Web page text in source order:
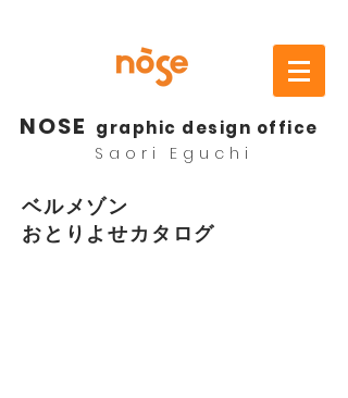
NOSE graphic design office
Saori Eguchi
ベルメゾン
おとりよせカタログ